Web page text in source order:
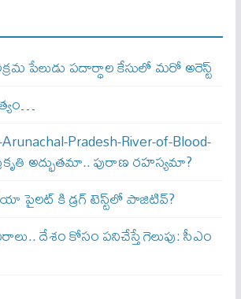
పేలుడు పదార్థాల కేసులో మరో అరెస్ట్‌
Pradesh-River-of-Blood-
అద్భుతమా.. పురాణ రహస్యమా?
పైలట్‌ కి డ్రగ్‌ టెస్ట్‌లో పాజిటివ్‌?
దేశం కోసం పనిచేస్తే గెలుపు: సీఎం